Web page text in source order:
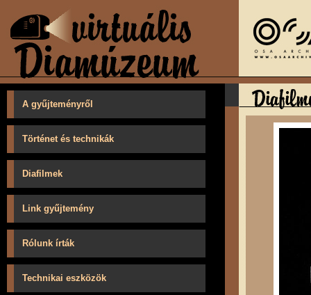
A gyűjteményről
Történet és technikák
Diafilmek
Link gyűjtemény
Rólunk írták
Technikai eszközök